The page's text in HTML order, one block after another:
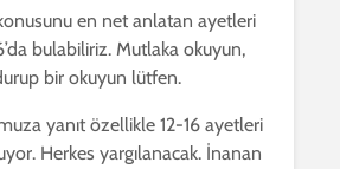
en net anlatan ayetleri
bulabiliriz. Mutlaka okuyun,
bir okuyun lütfen.
yanıt özellikle 12-16 ayetleri
Herkes yargılanacak. İnanan